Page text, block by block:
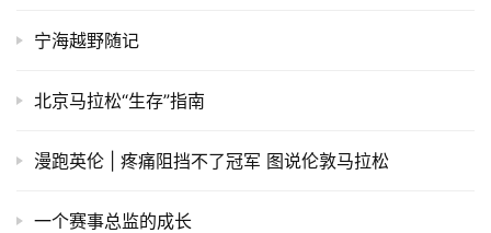
宁海越野随记
北京马拉松“生存”指南
漫跑英伦 | 疼痛阻挡不了冠军 图说伦敦马拉松
一个赛事总监的成长